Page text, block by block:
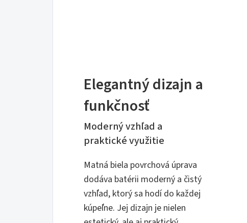
Elegantný dizajn a
funkčnosť
Moderný vzhľad a
praktické využitie
Matná biela povrchová úprava
dodáva batérii moderný a čistý
vzhľad, ktorý sa hodí do každej
kúpeľne. Jej dizajn je nielen